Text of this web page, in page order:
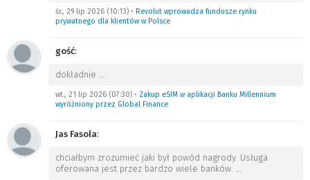
śr., 29 lip 2026 (10:13) • Revolut wprowadza fundusze rynku
prywatnego dla klientów w Polsce
gość:
dokładnie …
wt., 21 lip 2026 (07:30) • Zakup eSIM w aplikacji Banku Millennium
wyróżniony przez Global Finance
Jas Fasola:
chciałbym zrozumieć jaki był powód nagrody. Usługa
oferowana jest przez bardzo wiele banków. …